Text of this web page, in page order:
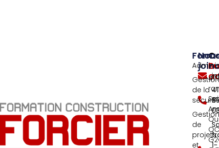
1-
de la
de
projets
et